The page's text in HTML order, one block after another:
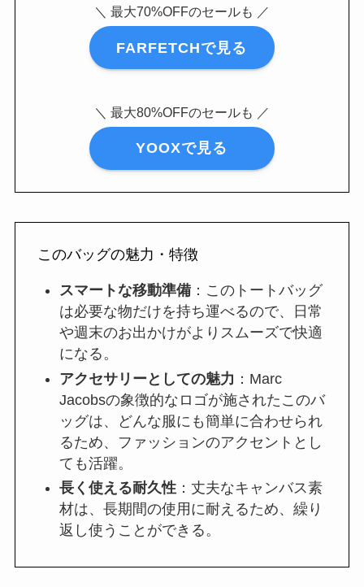
＼ 最大70%OFFのセールも ／
FARFETCHで見る
＼ 最大80%OFFのセールも ／
YOOXで見る
このバッグの魅力・特徴
スマートな移動準備：このトートバッグ
は必要な物だけを持ち運べるので、日常
や週末のお出かけがよりスムーズで快適
になる。
アクセサリーとしての魅力 ：Marc
Jacobsの象徴的なロゴが施されたこのバ
ッグは、どんな服にも簡単に合わせられ
るため、ファッションのアクセントとし
ても活躍。
長く使える耐久性：丈夫なキャンバス素
材は、長期間の使用に耐えるため、繰り
返し使うことができる。